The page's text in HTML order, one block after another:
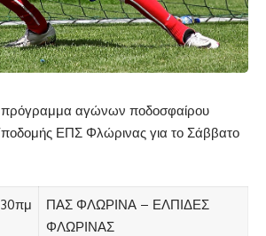
πρόγραμμα αγώνων ποδοσφαίρου
ΕΠΣ Φλώρινας για το Σάββατο
ΠΑΣ ΦΛΩΡΙΝΑ – ΕΛΠΙΔΕΣ
ΦΛΩΡΙΝΑΣ